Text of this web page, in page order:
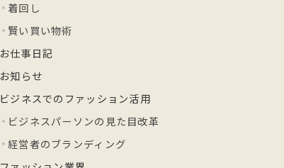
着回し
賢い買い物術
お仕事日記
お知らせ
ビジネスでのファッション活用
ビジネスパーソンの見た目改革
経営者のブランディング